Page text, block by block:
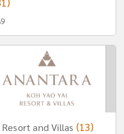
and Villas (13)